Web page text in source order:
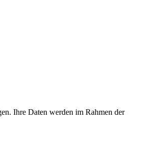
Ihre Daten werden im Rahmen der